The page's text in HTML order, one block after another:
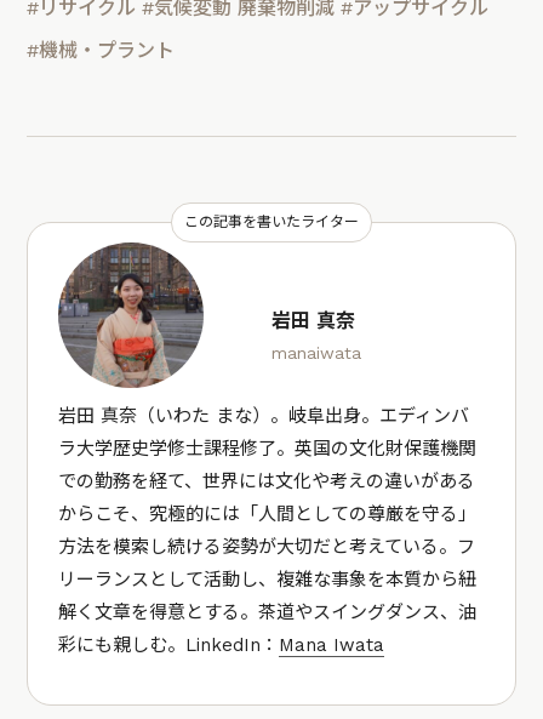
#リサイクル #気候変動 廃棄物削減 #アップサイクル
#機械・プラント
この記事を書いたライター
岩田 真奈
manaiwata
岩田 真奈（いわた まな）。岐阜出身。エディンバ
ラ大学歴史学修士課程修了。英国の文化財保護機関
での勤務を経て、世界には文化や考えの違いがある
からこそ、究極的には「人間としての尊厳を守る」
方法を模索し続ける姿勢が大切だと考えている。フ
リーランスとして活動し、複雑な事象を本質から紐
解く文章を得意とする。茶道やスイングダンス、油
彩にも親しむ。LinkedIn： Mana Iwata